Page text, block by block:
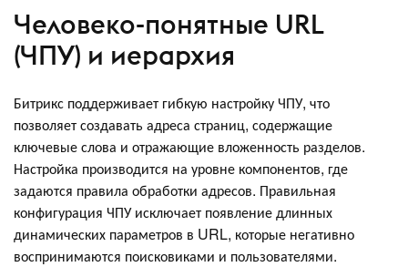
Человеко-понятные URL
(ЧПУ) и иерархия
Битрикс поддерживает гибкую настройку ЧПУ, что
позволяет создавать адреса страниц, содержащие
ключевые слова и отражающие вложенность разделов.
Настройка производится на уровне компонентов, где
задаются правила обработки адресов. Правильная
конфигурация ЧПУ исключает появление длинных
динамических параметров в URL, которые негативно
воспринимаются поисковиками и пользователями.